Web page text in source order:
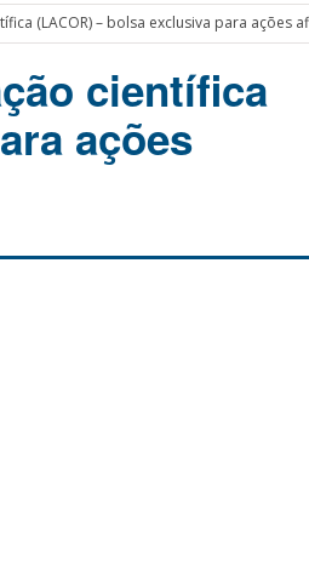
(LACOR) – bolsa exclusiva para ações
científica
ações